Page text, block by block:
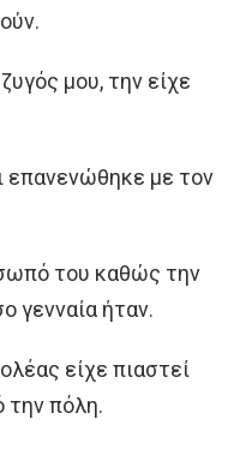
μου, την είχε
επανενώθηκε με τον
του καθώς την
γενναία ήταν.
είχε πιαστεί
την πόλη.